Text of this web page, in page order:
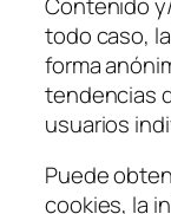
todo caso,
forma
tendencias
usuarios
Puede
cookies, la